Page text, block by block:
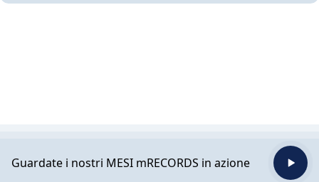
Guardate i nostri MESI mRECORDS in azione